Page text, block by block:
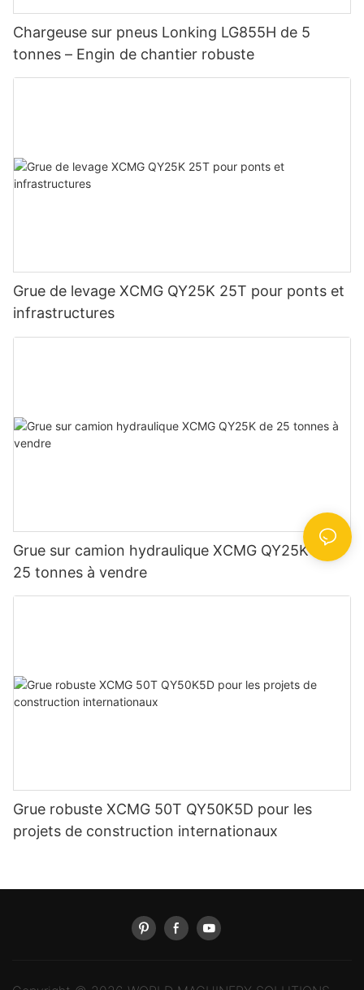
Chargeuse sur pneus Lonking LG855H de 5
tonnes – Engin de chantier robuste
Grue de levage XCMG QY25K 25T pour ponts et
infrastructures
Grue sur camion hydraulique XCMG QY25K de
25 tonnes à vendre
Grue robuste XCMG 50T QY50K5D pour les
projets de construction internationaux